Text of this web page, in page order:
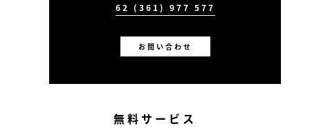
62 (361) 977 577
お問い合わせ
無料サービス